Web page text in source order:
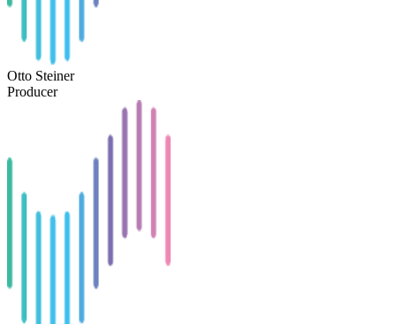
Otto Steiner
Producer